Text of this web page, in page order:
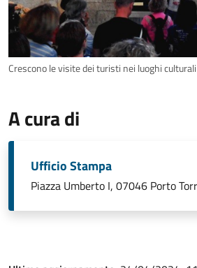
Crescono le visite dei turisti nei luoghi
A cura di
Ufficio Stampa
Piazza Umberto I, 07046 Porto